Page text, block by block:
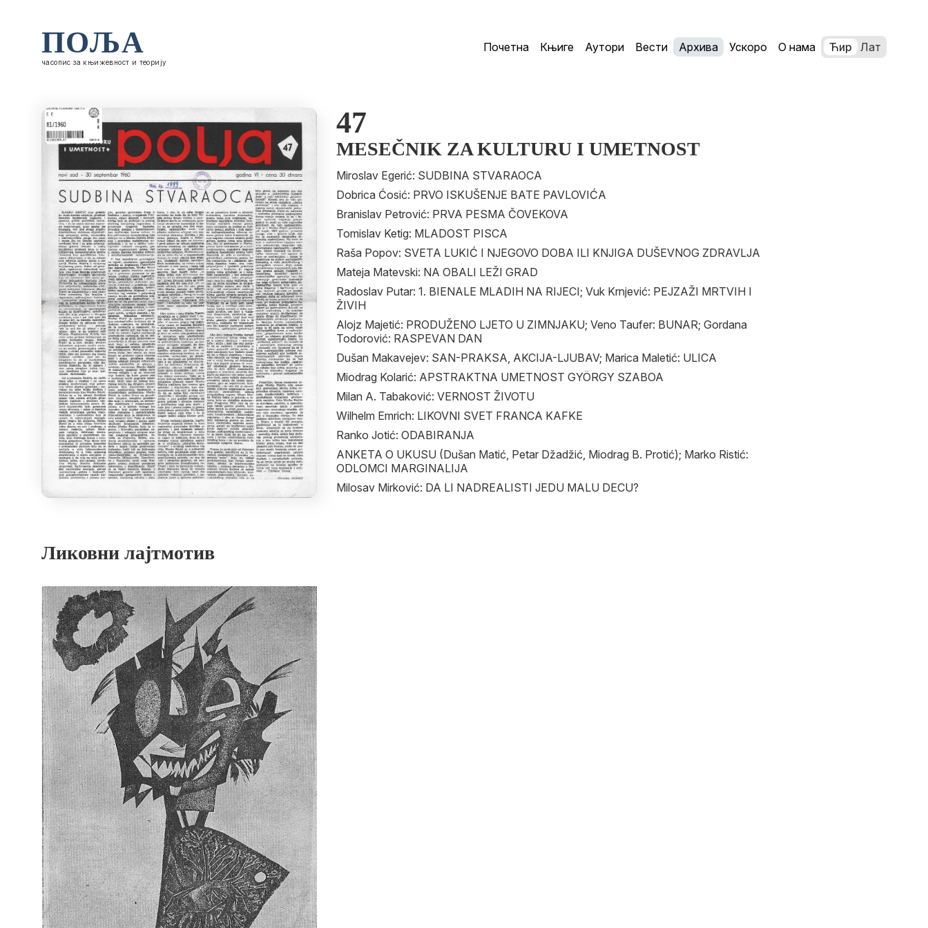
ПОЉА
часопис за књижевност и теорију
Почетна Књиге Аутори Вести Архива Ускоро О нама Ћир Лат
Ликовни лајтмотив
47
MESEČNIK ZA KULTURU I UMETNOST
Miroslav Egerić: SUDBINA STVARAOCA
Dobrica Ćosić: PRVO ISKUŠENJE BATE PAVLOVIĆA
Branislav Petrović: PRVA PESMA ČOVEKOVA
Tomislav Ketig: MLADOST PISCA
Raša Popov: SVETA LUKIĆ I NJEGOVO DOBA ILI KNJIGA DUŠEVNOG ZDRAVLJA
Mateja Matevski: NA OBALI LEŽI GRAD
Radoslav Putar: 1. BIENALE MLADIH NA RIJECI; Vuk Krnjević: PEJZAŽI MRTVIH I
ŽIVIH
Alojz Majetić: PRODUŽENO LJETO U ZIMNJAKU; Veno Taufer: BUNAR; Gordana
Todorović: RASPEVAN DAN
Dušan Makavejev: SAN-PRAKSA, AKCIJA-LJUBAV; Marica Maletić: ULICA
Miodrag Kolarić: APSTRAKTNA UMETNOST GYÖRGY SZABOA
Milan A. Tabaković: VERNOST ŽIVOTU
Wilhelm Emrich: LIKOVNI SVET FRANCA KAFKE
Ranko Jotić: ODABIRANJA
ANKETA O UKUSU (Dušan Matić, Petar Džadžić, Miodrag B. Protić); Marko Ristić:
ODLOMCI MARGINALIJA
Milosav Mirković: DA LI NADREALISTI JEDU MALU DECU?